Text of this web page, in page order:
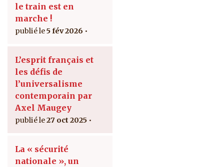
le train est en
marche !
5 fév 2026
L’esprit français et
les défis de
l’universalisme
contemporain par
Axel Maugey
27 oct 2025
La « sécurité
nationale », un